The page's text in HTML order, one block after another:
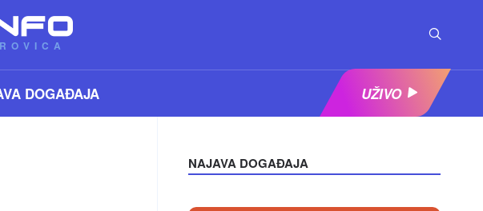
DOGAĐAJA UŽIVO
NAJAVA DOGAĐAJA